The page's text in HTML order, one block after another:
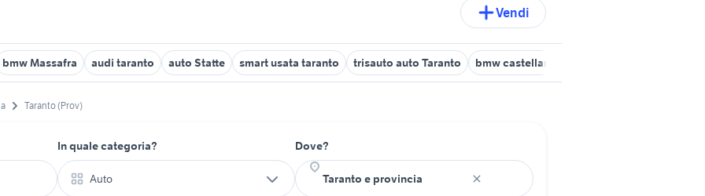
Vendi
bmw Massafra audi taranto auto Statte smart usata taranto trisauto auto Taranto bmw castellaneta
Taranto (Prov)
In quale categoria?
Auto
Dove?